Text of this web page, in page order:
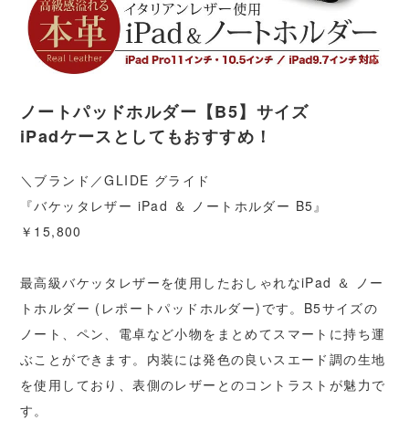
ノートパッドホルダー【B5】サイズ
iPadケースとしてもおすすめ！
＼ブランド／GLIDE グライド
『バケッタレザー iPad ＆ ノートホルダー B5』
￥15,800
最高級バケッタレザーを使用したおしゃれなiPad ＆ ノー
トホルダー (レポートパッドホルダー)です。B5サイズの
ノート、ペン、電卓など小物をまとめてスマートに持ち運
ぶことができます。内装には発色の良いスエード調の生地
を使用しており、表側のレザーとのコントラストが魅力で
す。